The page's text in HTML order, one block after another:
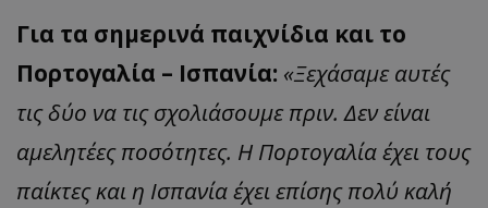
Για τα σημερινά παιχνίδια και το
Πορτογαλία – Ισπανία: «Ξεχάσαμε αυτές
τις δύο να τις σχολιάσουμε πριν. Δεν είναι
αμελητέες ποσότητες. Η Πορτογαλία έχει τους
παίκτες και η Ισπανία έχει επίσης πολύ καλή